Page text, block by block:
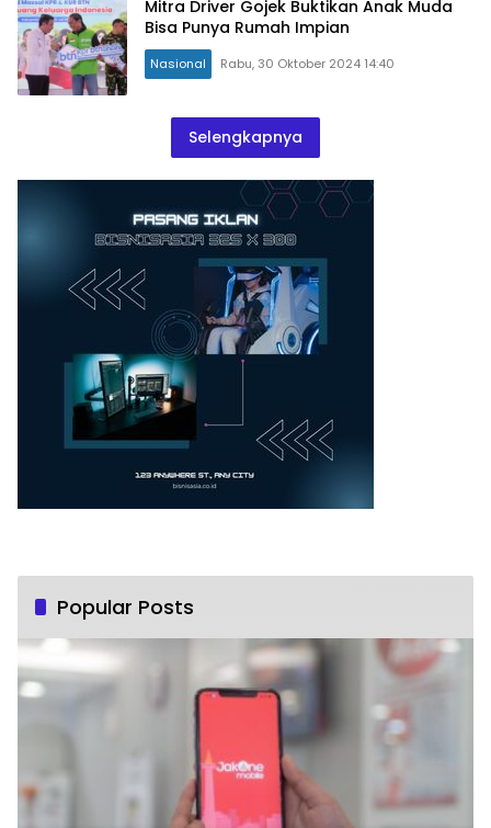
Mitra Driver Gojek Buktikan Anak Muda
Bisa Punya Rumah Impian
Nasional Rabu, 30 Oktober 2024 14:40
Selengkapnya
Popular Posts